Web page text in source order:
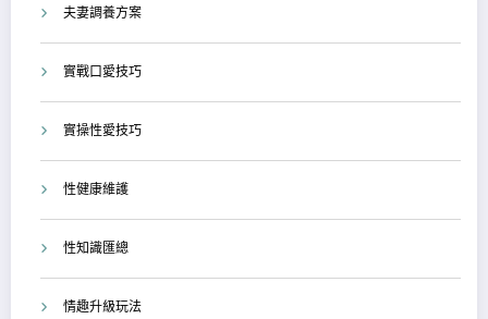
夫妻調養方案
實戰口愛技巧
實操性愛技巧
性健康維護
性知識匯總
情趣升級玩法